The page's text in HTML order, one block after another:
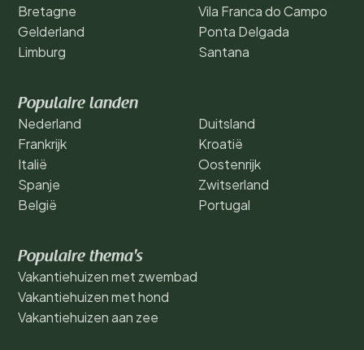
Bretagne
Gelderland
Limburg
Vila Franca do Campo
Ponta Delgada
Santana
Populaire landen
Nederland
Frankrijk
Italië
Spanje
België
Duitsland
Kroatië
Oostenrijk
Zwitserland
Portugal
Populaire thema's
Vakantiehuizen met zwembad
Vakantiehuizen met hond
Vakantiehuizen aan zee